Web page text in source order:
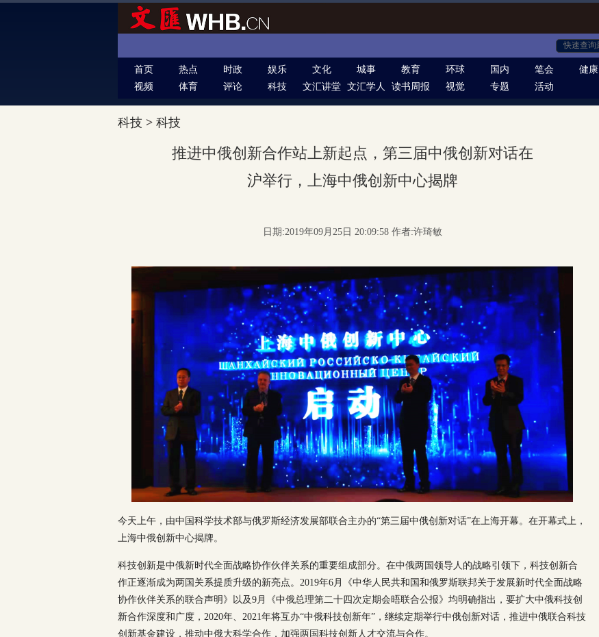
首页 热点 时政 娱乐 文化 城事 教育 环球 国内 笔会
健康
视频
体育 评论 科技 文汇讲堂 文汇学人 读书周报 视觉 专题 活动
科技 > 科技
推进中俄创新合作站上新起点，第三届中俄创新对话在
沪举行，上海中俄创新中心揭牌
日期:2019年09月25日 20:09:58 作者:许琦敏
今天上午，由中国科学技术部与俄罗斯经济发展部联合主办的“第三届中俄创新对话”在上海开幕。在开幕式上，
上海中俄创新中心揭牌。
科技创新是中俄新时代全面战略协作伙伴关系的重要组成部分。在中俄两国领导人的战略引领下，科技创新合
作正逐渐成为两国关系提质升级的新亮点。2019年6月《中华人民共和国和俄罗斯联邦关于发展新时代全面战略
协作伙伴关系的联合声明》以及9月《中俄总理第二十四次定期会晤联合公报》均明确指出，要扩大中俄科技创
新合作深度和广度，2020年、2021年将互办“中俄科技创新年”，继续定期举行中俄创新对话，推进中俄联合科技
创新基金建设，推动中俄大科学合作，加强两国科技创新人才交流与合作。